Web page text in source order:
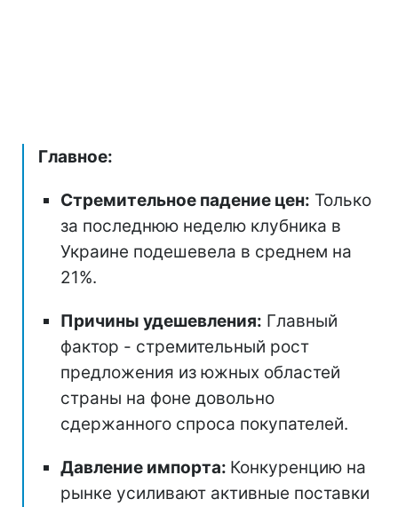
Главное:
Стремительное падение цен: Только
за последнюю неделю клубника в
Украине подешевела в среднем на
21%.
Причины удешевления: Главный
фактор - стремительный рост
предложения из южных областей
страны на фоне довольно
сдержанного спроса покупателей.
Давление импорта: Конкуренцию на
рынке усиливают активные поставки